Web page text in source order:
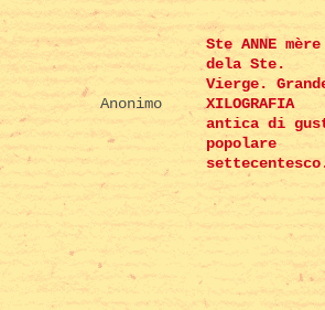
Anonimo
Ste ANNE mère
dela Ste.
Vierge.
XILOGRAFIA
antica di
popolare